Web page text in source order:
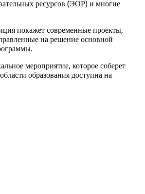
ресурсов (ЭОР) и многие
покажет современные проекты,
на решение основной
мероприятие, которое соберет
образования доступна на